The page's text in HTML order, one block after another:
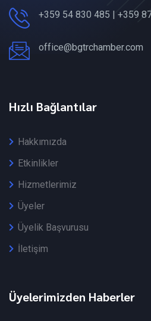
+359 54 830 485 | +359
office@bgtrchamber.com
Hızlı Bağlantılar
Hakkımızda
Etkinlikler
Hizmetlerimiz
Üyeler
Üyelik Başvurusu
İletişim
Üyelerimizden Haberler